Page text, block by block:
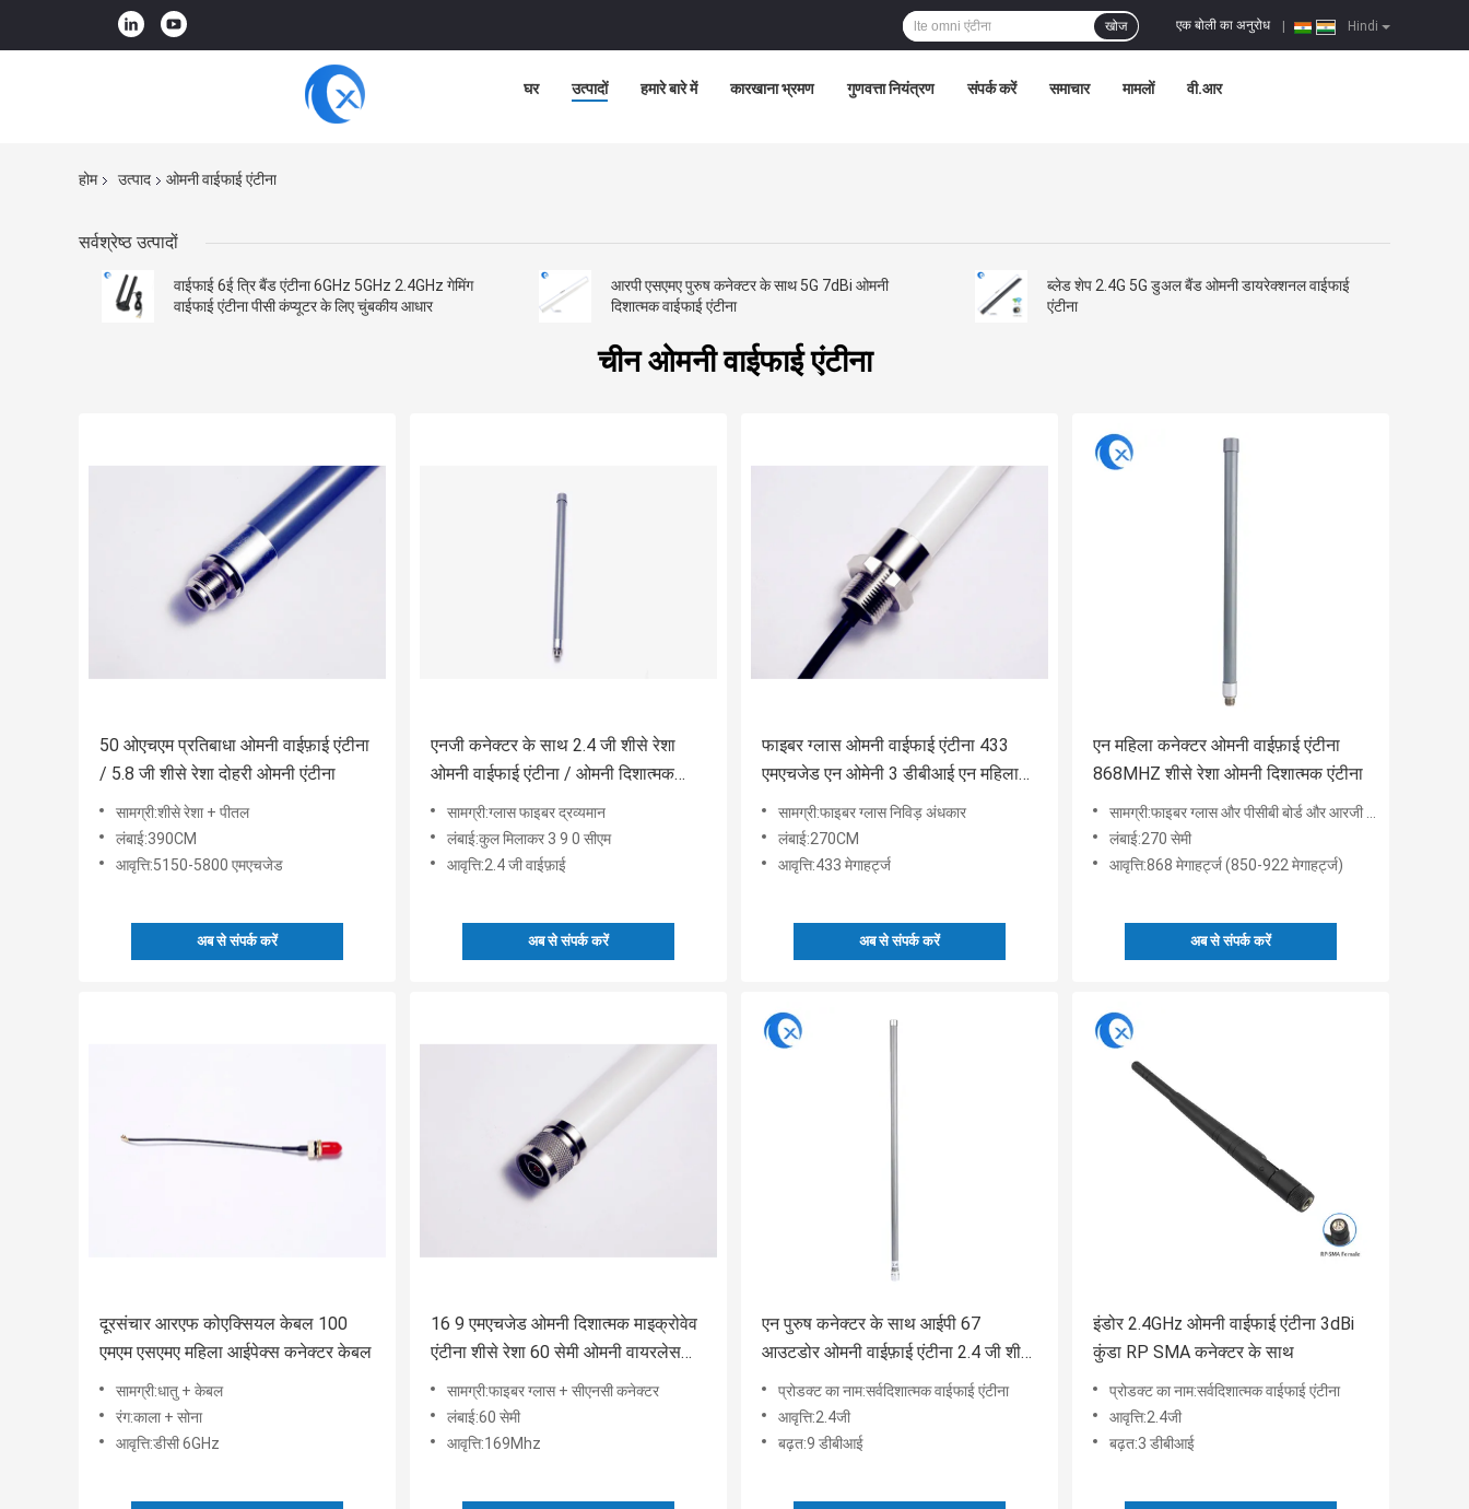
Hindi
एक बोली का अनुरोध
खोज
घर उत्पादों हमारे बारे में कारखाना भ्रमण गुणवत्ता नियंत्रण संपर्क करें समाचार मामलों वी.आर
होम उत्पाद ओमनी वाईफाई एंटीना
सर्वश्रेष्ठ उत्पादों
वाईफाई 6ई त्रि बैंड एंटीना 6GHz 5GHz 2.4GHz गेमिंग
वाईफाई एंटीना पीसी कंप्यूटर के लिए चुंबकीय आधार
आरपी एसएमए पुरुष कनेक्टर के साथ 5G 7dBi ओमनी
दिशात्मक वाईफाई एंटीना
ब्लेड शेप 2.4G 5G डुअल बैंड ओमनी डायरेक्शनल वाईफाई
एंटीना
चीन ओमनी वाईफाई एंटीना
50 ओएचएम प्रतिबाधा ओमनी वाईफ़ाई एंटीना
/ 5.8 जी शीसे रेशा दोहरी ओमनी एंटीना
सामग्री:शीसे रेशा + पीतल
लंबाई:390CM
आवृत्ति:5150-5800 एमएचजेड
अब से संपर्क करें
एनजी कनेक्टर के साथ 2.4 जी शीसे रेशा
ओमनी वाईफाई एंटीना / ओमनी दिशात्मक
आउटडोर
सामग्री:ग्लास फाइबर द्रव्यमान
लंबाई:कुल मिलाकर 3 9 0 सीएम
आवृत्ति:2.4 जी वाईफ़ाई
अब से संपर्क करें
फाइबर ग्लास ओमनी वाईफाई एंटीना 433
एमएचजेड एन ओमेनी 3 डीबीआई एन महिला
कनेक्टर के साथ लाभ
सामग्री:फाइबर ग्लास निविड़ अंधकार
लंबाई:270CM
आवृत्ति:433 मेगाहर्ट्ज
अब से संपर्क करें
एन महिला कनेक्टर ओमनी वाईफ़ाई एंटीना
868MHZ शीसे रेशा ओमनी दिशात्मक एंटीना
सामग्री:फाइबर ग्लास और पीसीबी बोर्ड और आरजी केबल
लंबाई:270 सेमी
आवृत्ति:868 मेगाहर्ट्ज (850-922 मेगाहर्ट्ज)
अब से संपर्क करें
दूरसंचार आरएफ कोएक्सियल केबल 100
एमएम एसएमए महिला आईपेक्स कनेक्टर केबल
सामग्री:धातु + केबल
रंग:काला + सोना
आवृत्ति:डीसी 6GHz
16 9 एमएचजेड ओमनी दिशात्मक माइक्रोवेव
एंटीना शीसे रेशा 60 सेमी ओमनी वायरलेस
सामग्री:फाइबर ग्लास + सीएनसी कनेक्टर
लंबाई:60 सेमी
आवृत्ति:169Mhz
एन पुरुष कनेक्टर के साथ आईपी 67
आउटडोर ओमनी वाईफ़ाई एंटीना 2.4 जी शीसे
रेशा बेस स्टेशन:
प्रोडक्ट का नाम:सर्वदिशात्मक वाईफाई एंटीना
आवृत्ति:2.4जी
बढ़त:9 डीबीआई
इंडोर 2.4GHz ओमनी वाईफाई एंटीना 3dBi
कुंडा RP SMA कनेक्टर के साथ
प्रोडक्ट का नाम:सर्वदिशात्मक वाईफाई एंटीना
आवृत्ति:2.4जी
बढ़त:3 डीबीआई